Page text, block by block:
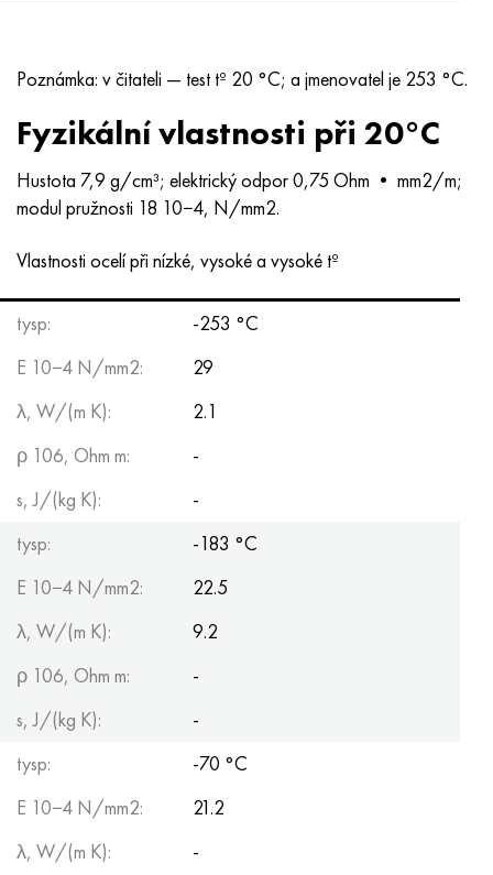
Poznámka: v čitateli — test tº 20 °C; a jmenovatel je 253 °C.
Fyzikální vlastnosti při 20°C
Hustota 7,9 g/cm³; elektrický odpor 0,75 Ohm • mm2/m;
modul pružnosti 18 10−4, N/mm2.
Vlastnosti ocelí při nízké, vysoké a vysoké tº
tysp:
-253 °С
E 10−4 N/mm2:
29
λ, W/(m K):
2.1
ρ 106, Ohm m:
-
s, J/(kg K):
-
tysp:
-183 °С
E 10−4 N/mm2:
22.5
λ, W/(m K):
9.2
ρ 106, Ohm m:
-
s, J/(kg K):
-
tysp:
-70 °C
E 10−4 N/mm2:
21.2
λ, W/(m K):
-